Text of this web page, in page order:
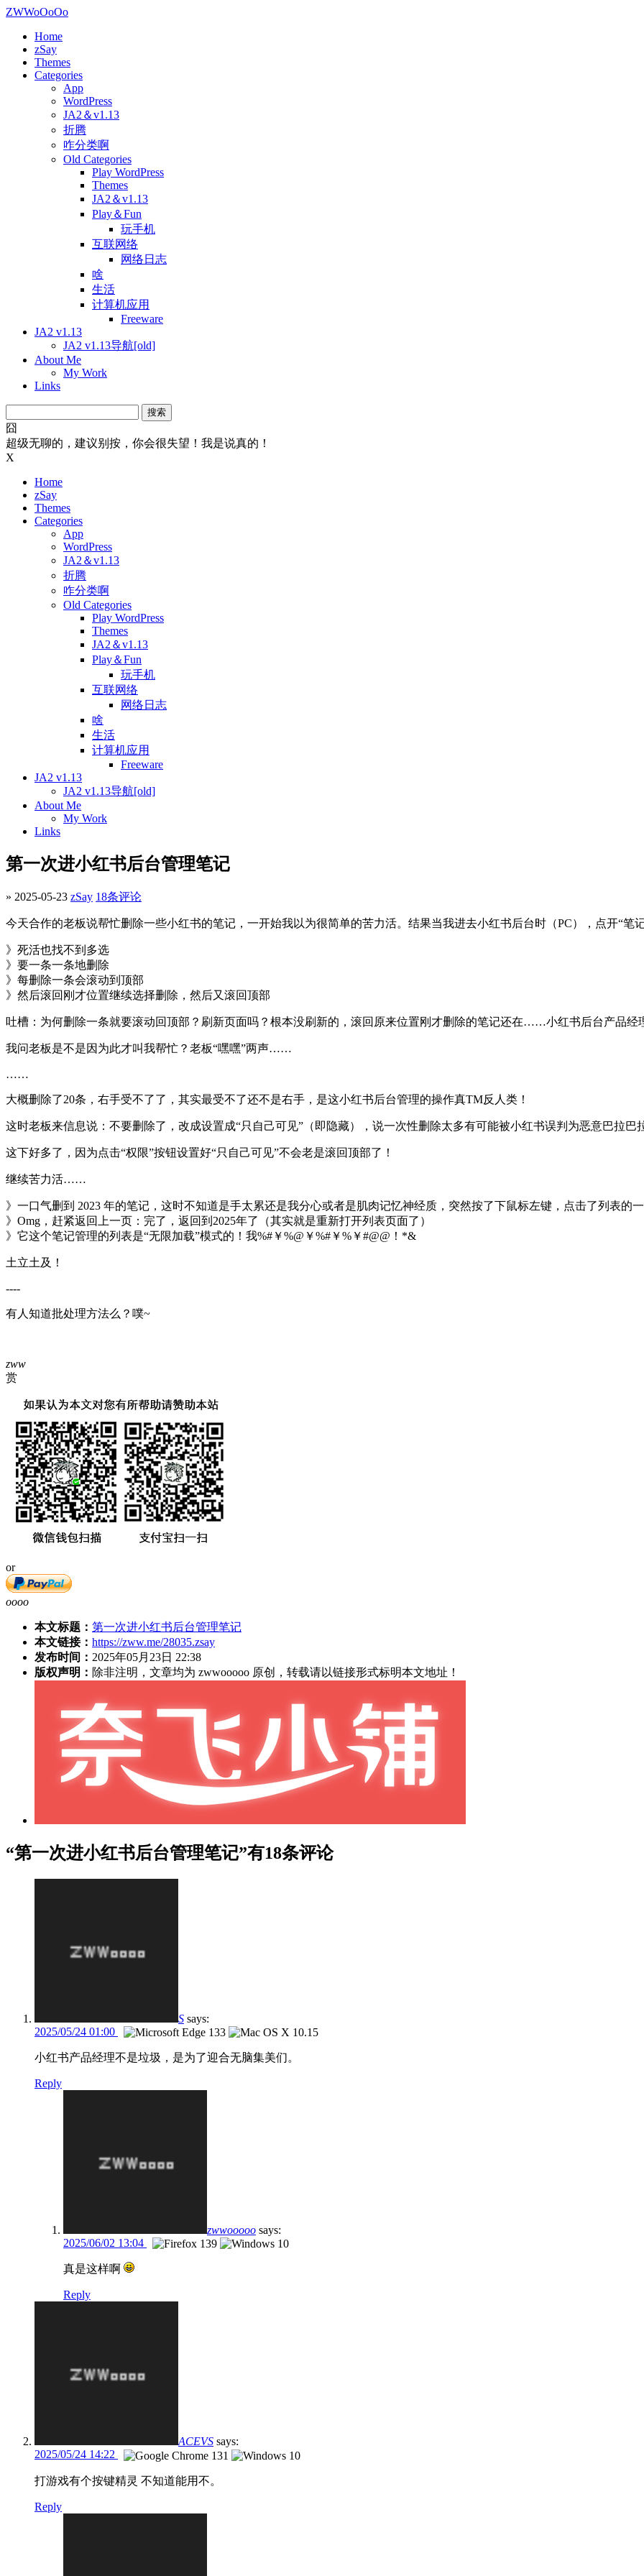
ZWWoOoOo
Home
zSay
Themes
Categories
App
WordPress
JA2＆v1.13
折腾
咋分类啊
Old Categories
Play WordPress
Themes
JA2＆v1.13
Play＆Fun
玩手机
互联网络
网络日志
啥
生活
计算机应用
Freeware
JA2 v1.13
JA2 v1.13导航[old]
About Me
My Work
Links
索：
囧
超级无聊的，建议别按，你会很失望！我是说真的！
X
Home
zSay
Themes
Categories
App
WordPress
JA2＆v1.13
折腾
咋分类啊
Old Categories
Play WordPress
Themes
JA2＆v1.13
Play＆Fun
玩手机
互联网络
网络日志
啥
生活
计算机应用
Freeware
JA2 v1.13
JA2 v1.13导航[old]
About Me
My Work
Links
第一次进小红书后台管理笔记
» 2025-05-23 zSay 18条评论
今天合作的老板说帮忙删除一些小红书的笔记，一开始我以为很简单的苦力活。结果当我进去小红书后台时（PC），点开“笔
》死活也找不到多选
》要一条一条地删除
》每删除一条会滚动到顶部
》然后滚回刚才位置继续选择删除，然后又滚回顶部
吐槽：为何删除一条就要滚动回顶部？刷新页面吗？根本没刷新的，滚回原来位置刚才删除的笔记还在……小红书后台产品
我问老板是不是因为此才叫我帮忙？老板“嘿嘿”两声……
……
大概删除了20条，右手受不了了，其实最受不了还不是右手，是这小红书后台管理的操作真TM反人类！
这时老板来信息说：不要删除了，改成设置成“只自己可见”（即隐藏），说一次性删除太多有可能被小红书误判为恶意巴拉
这下好多了，因为点击“权限”按钮设置好“只自己可见”不会老是滚回顶部了！
继续苦力活……
》一口气删到 2023 年的笔记，这时不知道是手太累还是我分心或者是肌肉记忆神经质，突然按了下鼠标左键，点击了列表的
》Omg，赶紧返回上一页：完了，返回到2025年了（其实就是重新打开列表页面了）
》它这个笔记管理的列表是“无限加载”模式的！我%#￥%@￥%#￥%￥#@@！*&
土立土及！
----
有人知道批处理方法么？噗~
zww
赏
or
oooo
本文标题： 第一次进小红书后台管理笔记
本文链接： https://zww.me/28035.zsay
发布时间： 2025年05月23日 22:38
版权声明： 除非注明，文章均为 zwwooooo 原创，转载请以链接形式标明本文地址！
“第一次进小红书后台管理笔记”有18条评论
S says:
2025/05/24 01:00
小红书产品经理不是垃圾，是为了迎合无脑集美们。
Reply
zwwooooo says:
2025/06/02 13:04
真是这样啊
Reply
ACEVS says:
2025/05/24 14:22
打游戏有个按键精灵 不知道能用不。
Reply